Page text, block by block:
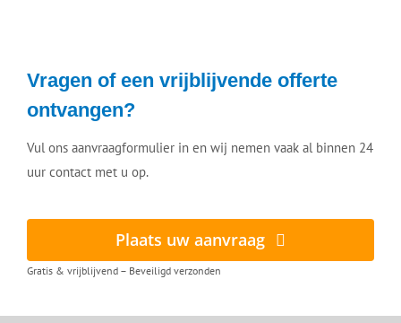
Vragen of een vrijblijvende offerte
ontvangen?
Vul ons aanvraagformulier in en wij nemen vaak al binnen 24
uur contact met u op.
Plaats uw aanvraag
Gratis & vrijblijvend – Beveiligd verzonden